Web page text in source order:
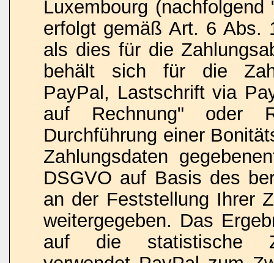
Luxembourg
erfolgt gemäß Art. 6 Abs.
als dies für die
behält sich für die
PayPal, Lastschrift via
auf Rechnung" oder
Durchführung einer
Zahlungsdaten
DSGVO auf Basis des
an der Feststellung Ihrer
weitergegeben. Das
auf die statistische